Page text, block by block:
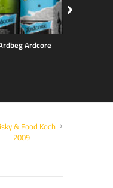
Ardcore
& Food Koch
2009